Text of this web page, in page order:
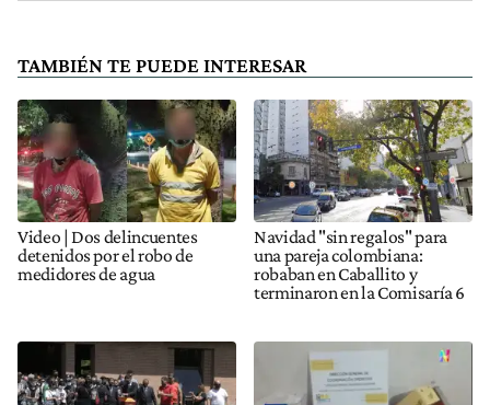
TAMBIÉN TE PUEDE INTERESAR
Video | Dos delincuentes
detenidos por el robo de
medidores de agua
Navidad "sin regalos" para
una pareja colombiana:
robaban en Caballito y
terminaron en la Comisaría 6